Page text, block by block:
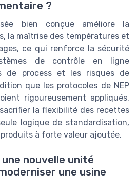
?
bien conçue améliore la
la maîtrise des températures et
ce qui renforce la sécurité
de contrôle en ligne
de process et les risques de
que les protocoles de NEP
rigoureusement appliqués.
sacrifier la flexibilité des recettes
logique de standardisation,
à forte valeur ajoutée.
nouvelle unité
une usine